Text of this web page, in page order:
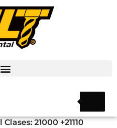
21000 +21110